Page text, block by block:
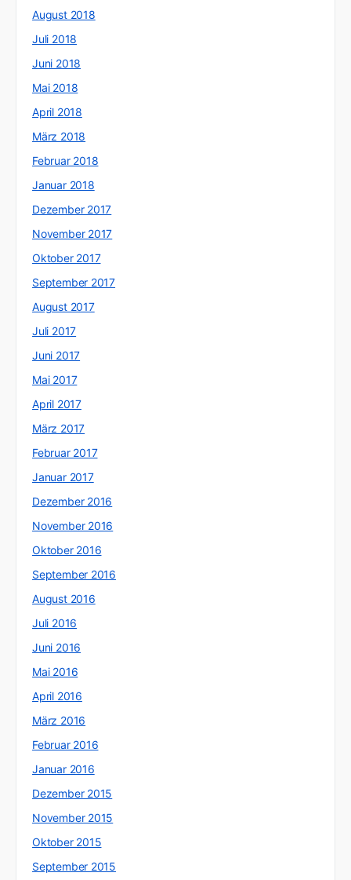
August 2018
Juli 2018
Juni 2018
Mai 2018
April 2018
März 2018
Februar 2018
Januar 2018
Dezember 2017
November 2017
Oktober 2017
September 2017
August 2017
Juli 2017
Juni 2017
Mai 2017
April 2017
März 2017
Februar 2017
Januar 2017
Dezember 2016
November 2016
Oktober 2016
September 2016
August 2016
Juli 2016
Juni 2016
Mai 2016
April 2016
März 2016
Februar 2016
Januar 2016
Dezember 2015
November 2015
Oktober 2015
September 2015